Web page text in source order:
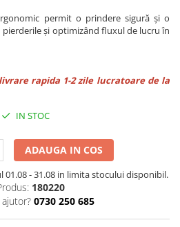
permit o prindere sigură și o
și optimizând fluxul de lucru în
rapida 1-2 zile lucratoare de la
IN STOC
ADAUGA IN COS
- 31.08 in limita stocului disponibil.
180220
0730 250 685